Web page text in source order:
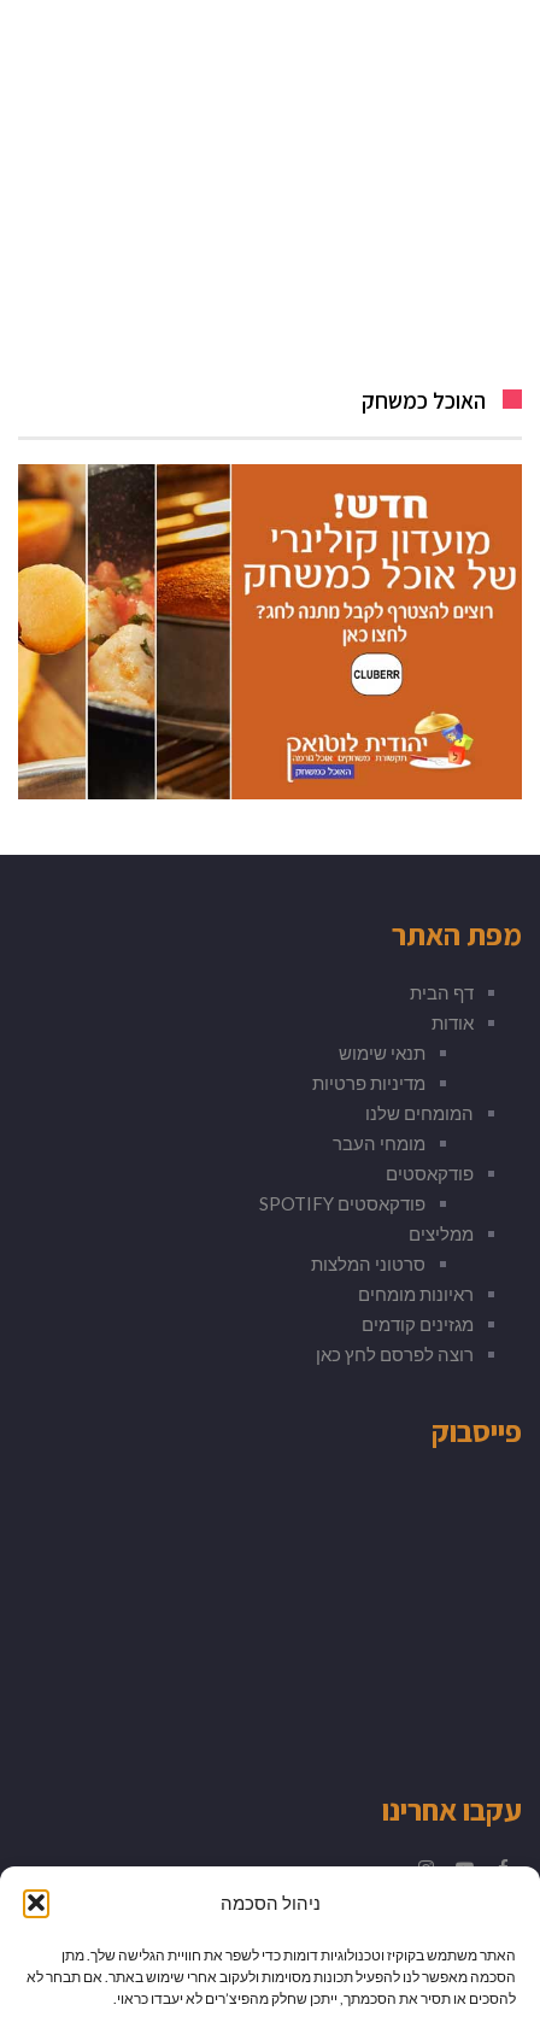
ניהול הסכמה
האתר משתמש בקוקיז וטכנולוגיות דומות כדי לשפר את חוויית הגלישה שלך. מתן
הסכמה מאפשר לנו להפעיל תכונות מסוימות ולעקוב אחרי שימוש באתר. אם תבחר לא
להסכים או תסיר את הסכמתך, ייתכן שחלק מהפיצ’רים לא יעבדו כראוי.
האוכל כמשחק
מפת האתר
דף הבית
אודות
תנאי שימוש
מדיניות פרטיות
המומחים שלנו
מומחי העבר
פודקאסטים
פודקאסטים SPOTIFY
ממליצים
סרטוני המלצות
ראיונות מומחים
מגזינים קודמים
רוצה לפרסם לחץ כאן
פייסבוק
עקבו אחרינו